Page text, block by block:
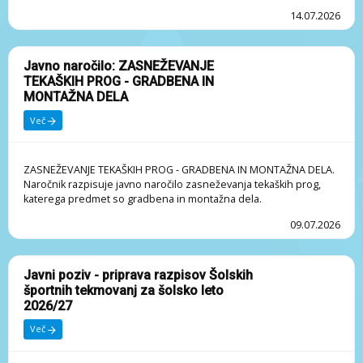
Merilo za izbor ekonomsko najugodnejše ponudbe je
najnižja skupna ponudbena vrednost, ki vključuje tako
osnovni kot opcijski obseg del.
Ponudba se šteje za pravočasno oddano, če jo
naročnik prejme preko
označena s statusom »ODDANO«.
Odpiranje ponudb bo potekalo avtomatično v
ZASNEŽEVANJE TEKAŠKIH PROG 2026
razpisna dokumentacija.pdf
ZASNEŽEVANJE TEKAŠKIH PROG 2026
14.07.2026
Javno naročilo: ZASNEŽEVANJE
TEKAŠKIH PROG - GRADBENA IN
MONTAŽNA DELA
Več
ZASNEŽEVANJE TEKAŠKIH PROG - GRADBENA IN MONTAŽNA DELA.
Naročnik razpisuje javno naročilo zasneževanja tekaških prog,
katerega predmet so gradbena in montažna dela.
09.07.2026
Javni poziv - priprava razpisov Šolskih
športnih tekmovanj za šolsko leto
2026/27
Več